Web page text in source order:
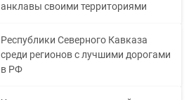
анклавы своими территориями
Республики Северного Кавказа
среди регионов с лучшими дорогами
в РФ